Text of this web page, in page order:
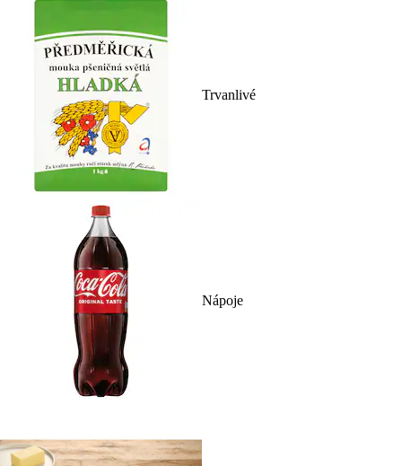
Trvanlivé
Nápoje